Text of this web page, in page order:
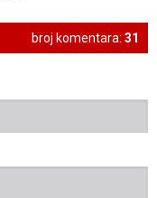
broj komentara: 31